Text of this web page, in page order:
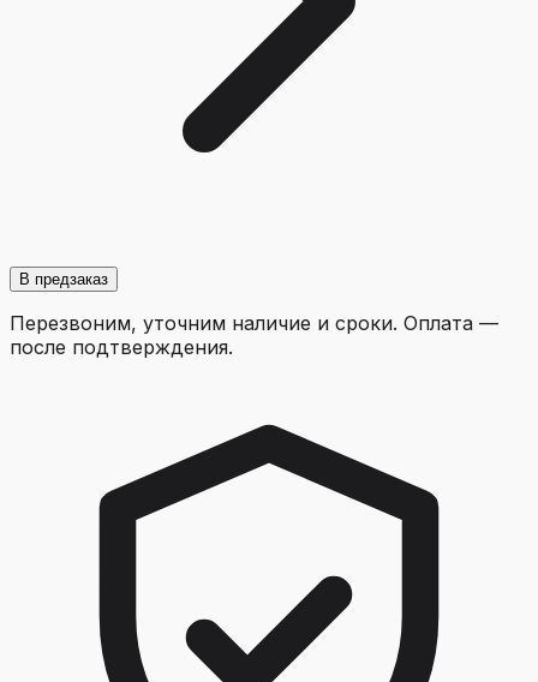
В предзаказ
Перезвоним, уточним наличие и сроки. Оплата —
после подтверждения.